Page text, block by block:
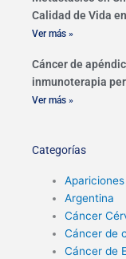
Calidad de Vida
Ver más »
Cáncer de
inmunoterapia
Ver más »
Categorías
Argentina
Cáncer
Cáncer de
Cáncer de